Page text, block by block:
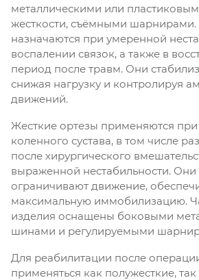
металлическими или
жесткости, съёмными шарнирами.
назначаются при умеренной
воспалении связок, а также в
период после травм. Они
снижая нагрузку и контролируя
движений.
Жесткие ортезы применяются при
коленного сустава, в том числе
после хирургического
выраженной нестабильности. Они
ограничивают движение,
максимальную иммобилизацию.
изделия оснащены боковыми
шинами и регулируемыми
Для реабилитации после
применяться как полужесткие,